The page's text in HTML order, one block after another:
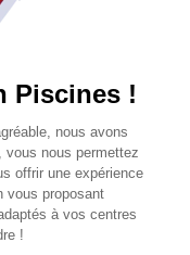
SANS FIL DEXTON
119,00
ROBOT POUR
!
Piscines !
du
nous avons
vous nous permettez
offrir une expérience
vous proposant
à vos centres
!